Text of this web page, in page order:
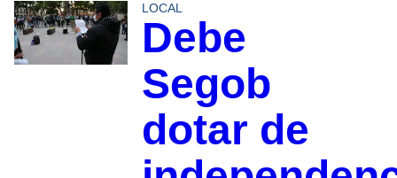
LOCAL
Debe
Segob
dotar de